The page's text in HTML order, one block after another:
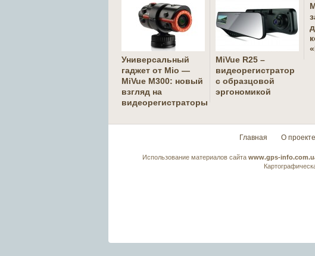
Универсальный
гаджет от Mio —
MiVue M300: новый
взгляд на
видеорегистраторы
MiVue R25 –
видеорегистратор
с образцовой
эргономикой
Главная О проекте
Использование материалов сайта www.gps-